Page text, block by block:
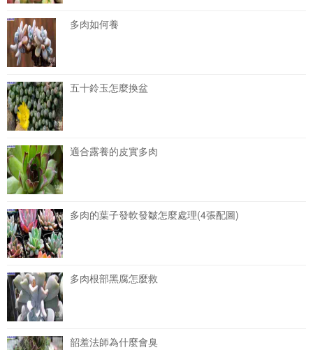
多肉如何養
五十鈴玉怎麼換盆
適合露養的皮實多肉
多肉的葉子發軟發皺怎麼處理(4張配圖)
多肉根部黑腐怎麼救
韶羞法師為什麼會臭